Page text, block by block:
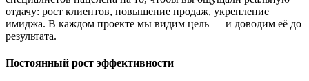
отдачу: рост клиентов, повышение продаж, укрепление
имиджа. В каждом проекте мы видим цель — и доводим её до
результата.
Постоянный рост эффективности